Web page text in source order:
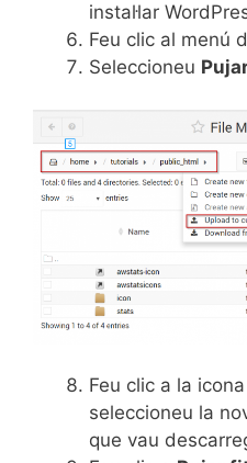
instal·lar
Feu clic al menú
Seleccioneu
Feu clic a la
seleccioneu la
que vau